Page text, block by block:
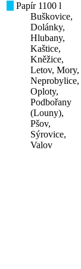
Papír 1100 l
Buškovice,
Dolánky,
Hlubany,
Kaštice,
Kněžice,
Letov, Mory,
Neprobylice,
Oploty,
Podbořany
(Louny),
Pšov,
Sýrovice,
Valov